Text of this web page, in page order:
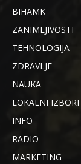
BIHAMK
ZANIMLJIVOSTI
TEHNOLOGIJA
ZDRAVLJE
NAUKA
LOKALNI
INFO
RADIO
MARKETING